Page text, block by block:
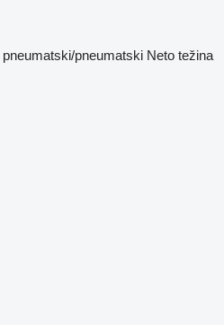
pneumatski/pneumatski Neto težina